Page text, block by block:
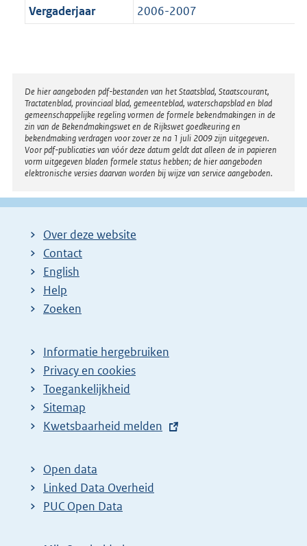
Vergaderjaar
2006-2007
Disclaimer
De hier aangeboden pdf-bestanden van het Staatsblad, Staatscourant,
Tractatenblad, provinciaal blad, gemeenteblad, waterschapsblad en blad
gemeenschappelijke regeling vormen de formele bekendmakingen in de
zin van de Bekendmakingswet en de Rijkswet goedkeuring en
bekendmaking verdragen voor zover ze na 1 juli 2009 zijn uitgegeven.
Voor pdf-publicaties van vóór deze datum geldt dat alleen de in papieren
vorm uitgegeven bladen formele status hebben; de hier aangeboden
elektronische versies daarvan worden bij wijze van service aangeboden.
Over deze website
Contact
English
Help
Zoeken
Informatie hergebruiken
Privacy en cookies
Toegankelijkheid
Sitemap
E
t
e
r
Kwetsbaarheid melden
Open data
Linked Data Overheid
PUC Open Data